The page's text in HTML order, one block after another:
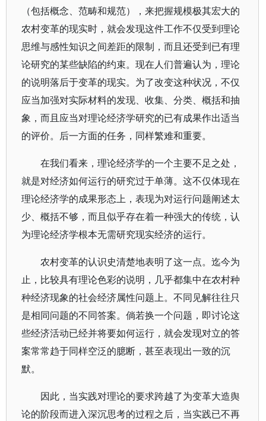
（包括概念、范畴和规范），来把握规模极其宏大的
农村变革的现实时，就会发现这件工作不仅受到理论
思维与感性知识之间差距的限制，而且还受到已有理
论研究的某些缺陷的约束。现在人们普遍认为，理论
的说明落后于变革的现实。为了改变这种状况，不仅
应当加强对实际材料的发现、收集、分类、概括和抽
象，而且应当对理论经济学研究的已有成果作出适当
的评价。后一方面的任务，同样繁难和重要。
在我们看来，理论经济学的一个主要不足之处，
就是对经济如何运行的研究过于单薄。这不仅体现在
理论经济学的成果形态上，表现为对运行问题阐述太
少、概括不够，而且似乎存在着一种强大的传统，认
为理论经济学根本无需研究现实经济的运行。
农村变革的认识史清楚地表明了这一点。迄今为
止，比较具有理论色彩的说明，几乎都集中在农村种
种经济现象的社会经济属性问题上。不同见解往往只
是相同问题的不同答案。倘若换一个问题，即讨论这
些经济活动已经并将要如何运行，就会发现对立的答
案常常趋于同样空泛的臆断，甚至表现出一致的沉
默。
因此，当实践对理论的要求跨越了为变革大造舆
论的阶段而进入深沉思考的过程之后，当实践已不再